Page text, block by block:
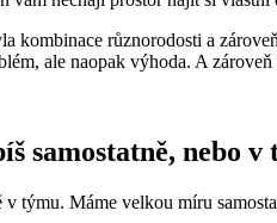
kombinace různorodosti a
ale naopak výhoda. A
samostatně, nebo v
v týmu. Máme velkou míru